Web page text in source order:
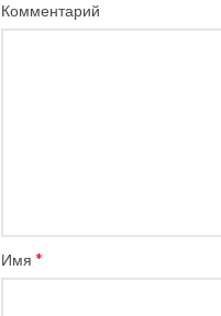
Комментарий
Имя *